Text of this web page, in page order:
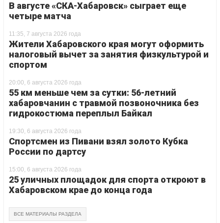
В августе «СКА-Хабаровск» сыграет еще
четыре матча
11:35, 7 августа 2026 года
Жители Хабаровского края могут оформить
налоговый вычет за занятия физкультурой и
спортом
20:00, 6 августа 2026 года
55 км меньше чем за сутки: 56-летний
хабаровчанин с травмой позвоночника без
гидрокостюма переплыл Байкал
19:30, 6 августа 2026 года
Спортсмен из Пивани взял золото Кубка
России по дартсу
15:00, 6 августа 2026 года
25 уличных площадок для спорта откроют в
Хабаровском крае до конца года
ВСЕ МАТЕРИАЛЫ РАЗДЕЛА